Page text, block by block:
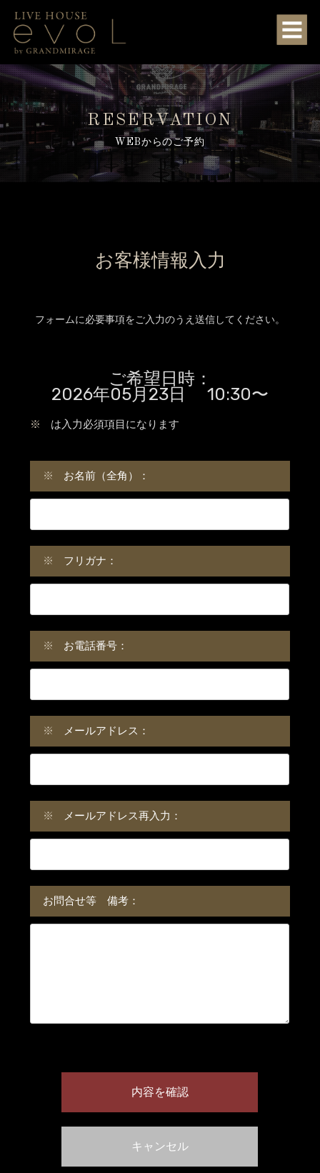
RESERVATION
WEBからのご予約
お客様情報入力
フォームに必要事項をご入力のうえ送信してください。
ご希望日時：
2026年05月23日 10:30〜
※ は入力必須項目になります
※ お名前（全角）：
※ フリガナ：
※ お電話番号：
※ メールアドレス：
※ メールアドレス再入力：
お問合せ等 備考：